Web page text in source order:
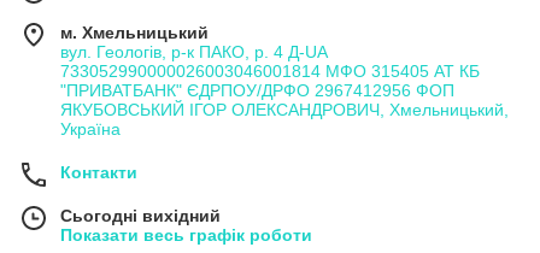
м. Хмельницький
вул. Геологів, р-к ПАКО, р. 4 Д-UA
733052990000026003046001814 МФО 315405 АТ КБ
"ПРИВАТБАНК" ЄДРПОУ/ДРФО 2967412956 ФОП
ЯКУБОВСЬКИЙ ІГОР ОЛЕКСАНДРОВИЧ, Хмельницький,
Україна
Контакти
Сьогодні вихідний
Показати весь графік роботи